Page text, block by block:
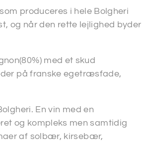
produceres i hele Bolgheri
og når den rette lejlighed byder
med et skud
på franske egetræsfade,
En vin med en
og kompleks men samtidig
af solbær, kirsebær,